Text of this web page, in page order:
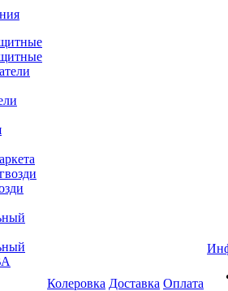
Колеровка Доставка Оплата